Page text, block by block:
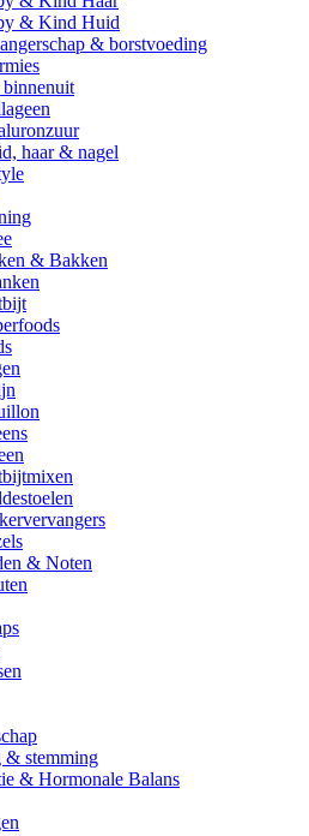
& Kind Huid
& borstvoeding
haar & nagel
& Bakken
& Noten
& stemming
& Hormonale Balans